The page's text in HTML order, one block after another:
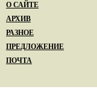
О САЙТЕ
АРХИВ
РАЗНОЕ
ПРЕДЛОЖЕНИЕ
ПОЧТА